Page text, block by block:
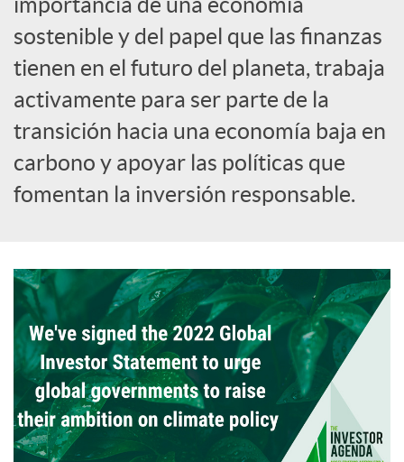
sostenible y del papel que las finanzas
tienen en el futuro del planeta, trabaja
activamente para ser parte de la
transición hacia una economía baja en
carbono y apoyar las políticas que
fomentan la inversión responsable.